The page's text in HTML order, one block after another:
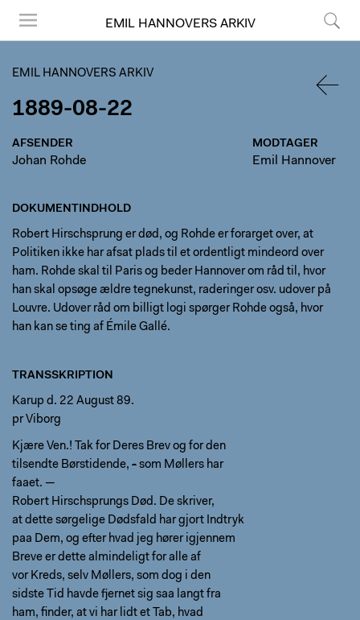
EMIL HANNOVERS ARKIV
EMIL HANNOVERS ARKIV
1889-08-22
AFSENDER
Johan Rohde
MODTAGER
Emil Hannover
DOKUMENTINDHOLD
Robert Hirschsprung er død, og Rohde er forarget over, at
Politiken ikke har afsat plads til et ordentligt mindeord over
ham. Rohde skal til Paris og beder Hannover om råd til, hvor
han skal opsøge ældre tegnekunst, raderinger osv. udover på
Louvre. Udover råd om billigt logi spørger Rohde også, hvor
han kan se ting af Émile Gallé.
TRANSSKRIPTION
Karup d. 22 August 89.
pr Viborg
Kjære Ven.! Tak for Deres Brev og for den
tilsendte Børstidende, - som Møllers har
faaet. —
Robert Hirschsprungs Død. De skriver,
at dette sørgelige Dødsfald har gjort Indtryk
paa Dem, og efter hvad jeg hører igjennem
Breve er dette almindeligt for alle af
vor Kreds, selv Møllers, som dog i den
sidste Tid havde fjernet sig saa langt fra
ham, finder, at vi har lidt et Tab, hvad